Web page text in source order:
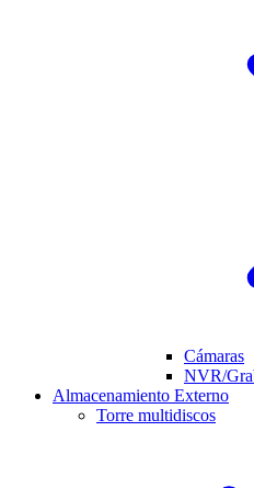
Cámaras
NVR/
Almacenamiento Externo
Torre multidiscos